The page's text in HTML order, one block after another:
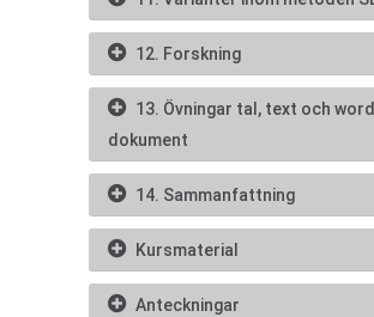
12. Forskning
13. Övningar tal, text och word
dokument
14. Sammanfattning
Kursmaterial
Anteckningar